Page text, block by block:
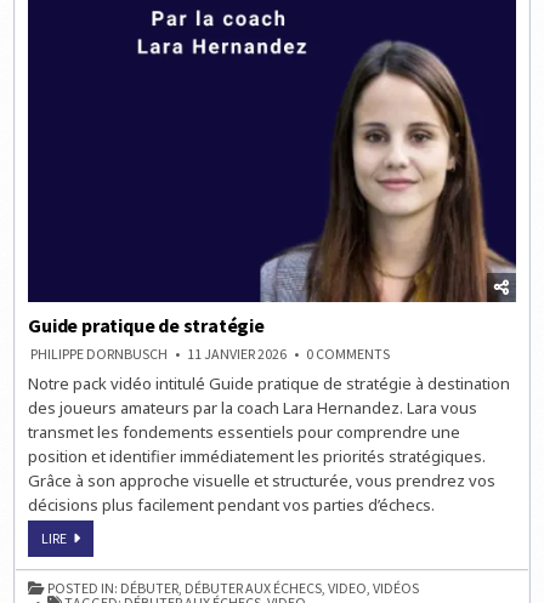
Guide pratique de stratégie
PHILIPPE DORNBUSCH 11 JANVIER 2026 0 COMMENTSON
PRATIQUE
DE
STRATÉGIE
Notre pack vidéo intitulé Guide pratique de stratégie à destination
des joueurs amateurs par la coach Lara Hernandez. Lara vous
transmet les fondements essentiels pour comprendre une
position et identifier immédiatement les priorités stratégiques.
Grâce à son approche visuelle et structurée, vous prendrez vos
décisions plus facilement pendant vos parties d’échecs.
LIREGUIDE
DE
STRATÉGIE
POSTED IN: DÉBUTER, DÉBUTER AUX ÉCHECS,VIDEO,VIDÉOS